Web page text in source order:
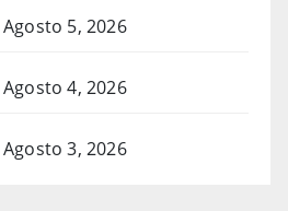
Agosto 5, 2026
Agosto 4, 2026
Agosto 3, 2026